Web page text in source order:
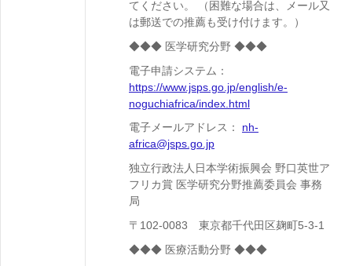
てください。
（困難な場合は、メール又
は郵送での推薦も受け付けます。）
◆◆◆ 医学研究分野 ◆◆◆
電子申請システム：
https://www.jsps.go.jp/english/e-
noguchiafrica/index.html
電子メールアドレス： nh-
africa@jsps.go.jp
独立行政法人日本学術振興会 野口英世ア
フリカ賞 医学研究分野推薦委員会 事務
局
〒102-0083 東京都千代田区麹町5-3-1
◆◆◆ 医療活動分野 ◆◆◆